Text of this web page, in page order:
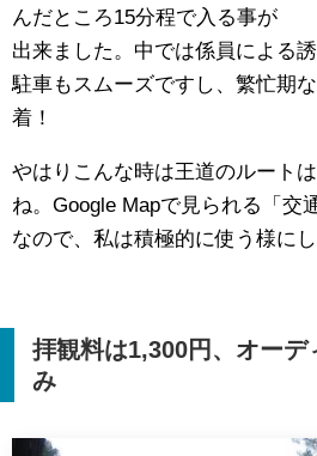
んだところ15分程で入る事が
出来ました。中では係員による
駐車もスムーズですし、繁忙期
着！
やはりこんな時は王道のルート
ね。Google Mapで見られる「交
なので、私は積極的に使う様にし
拝観料は1,300円、オー
み